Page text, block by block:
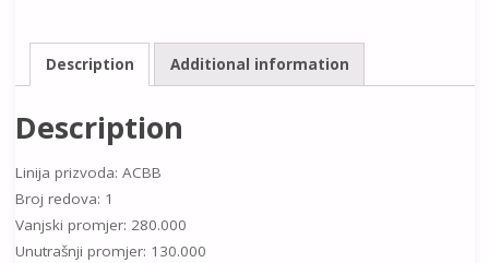
Description Additional information
Description
Linija prizvoda: ACBB
Broj redova: 1
Vanjski promjer: 280.000
Unutrašnji promjer: 130.000